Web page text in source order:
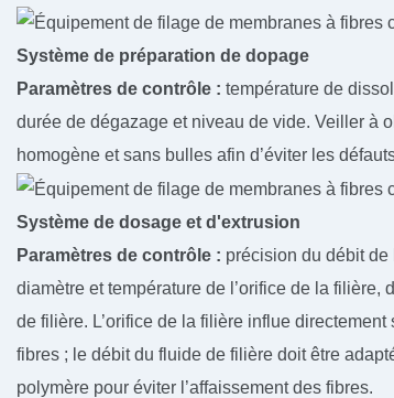
Système de préparation de dopage
Paramètres de contrôle : température de
durée de dégazage et niveau de vide. Veiller à
homogène et sans bulles afin d’éviter les
Système de dosage et d'extrusion
Paramètres de contrôle : précision du débit
diamètre et température de l’orifice de la filière,
de filière. L’orifice de la filière influe directement
fibres ; le débit du fluide de filière doit être
polymère pour éviter l’affaissement des fibres.